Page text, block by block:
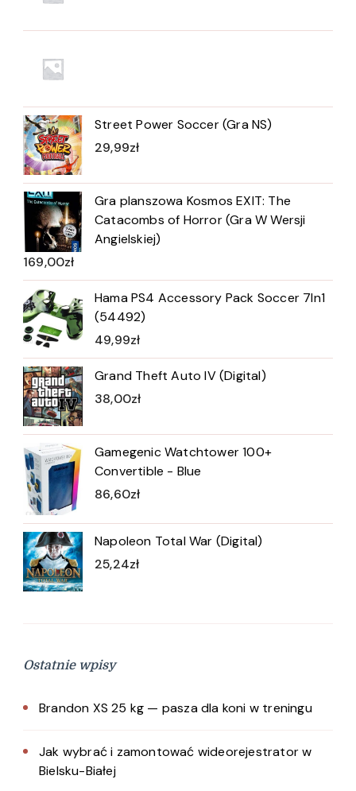
Street Power Soccer (Gra NS)
29,99zł
Gra planszowa Kosmos EXIT: The
Catacombs of Horror (Gra W Wersji
Angielskiej)
169,00zł
Hama PS4 Accessory Pack Soccer 7In1
(54492)
49,99zł
Grand Theft Auto IV (Digital)
38,00zł
Gamegenic Watchtower 100+
Convertible - Blue
86,60zł
Napoleon Total War (Digital)
25,24zł
Ostatnie wpisy
Brandon XS 25 kg — pasza dla koni w treningu
Jak wybrać i zamontować wideorejestrator w
Bielsku-Białej